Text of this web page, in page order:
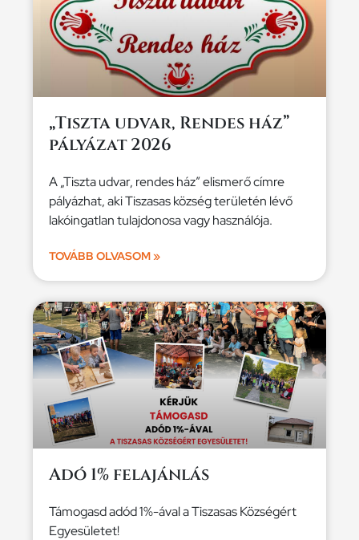
„Tiszta udvar, Rendes ház”
pályázat 2026
A „Tiszta udvar, rendes ház” elismerő címre
pályázhat, aki Tiszasas község területén lévő
lakóingatlan tulajdonosa vagy használója.
TOVÁBB OLVASOM »
Adó 1% felajánlás
Támogasd adód 1%-ával a Tiszasas Községért
Egyesületet!